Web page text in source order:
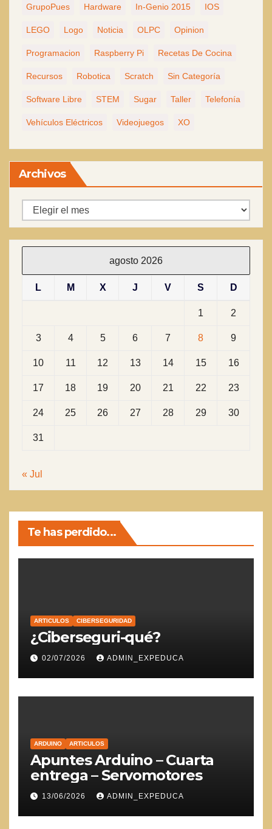
GrupoPues Hardware In-Genio 2015 IOS
LEGO Logo Noticia OLPC Opinion
Programacion Raspberry Pi Recetas De Cocina
Recursos Robotica Scratch Sin Categoría
Software Libre STEM Sugar Taller Telefonía
Vehículos Eléctricos Videojuegos XO
Archivos
Archivos
agosto 2026
L M X J V S D
1 2
3 4 5 6 7 8 9
10 11 12 13 14 15 16
17 18 19 20 21 22 23
24 25 26 27 28 29 30
31
« Jul
Te has perdido...
ARTICULOS CIBERSEGURIDAD
¿Ciberseguri-qué?
02/07/2026 ADMIN_EXPEDUCA
ARDUINO ARTICULOS
Apuntes Arduino – Cuarta
entrega – Servomotores
13/06/2026 ADMIN_EXPEDUCA